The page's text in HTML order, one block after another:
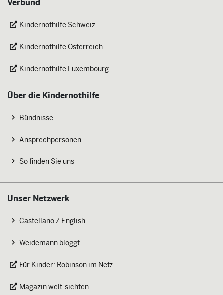
Verbund
Kindernothilfe Schweiz
Kindernothilfe Österreich
Kindernothilfe Luxembourg
Über die Kindernothilfe
Bündnisse
Ansprechpersonen
So finden Sie uns
Unser Netzwerk
Castellano / English
Weidemann bloggt
Für Kinder: Robinson im Netz
Magazin welt-sichten